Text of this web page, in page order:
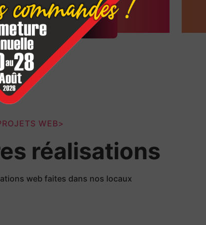
WEB>
réalisations
web faites dans nos locaux